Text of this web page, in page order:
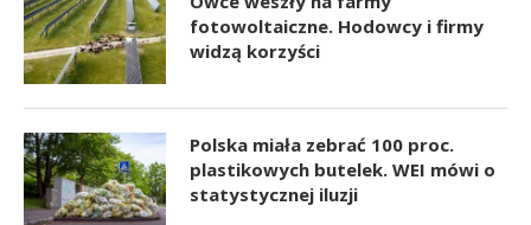
fotowoltaiczne. Hodowcy i firmy
widzą korzyści
Polska miała zebrać 100 proc.
plastikowych butelek. WEI mówi o
statystycznej iluzji